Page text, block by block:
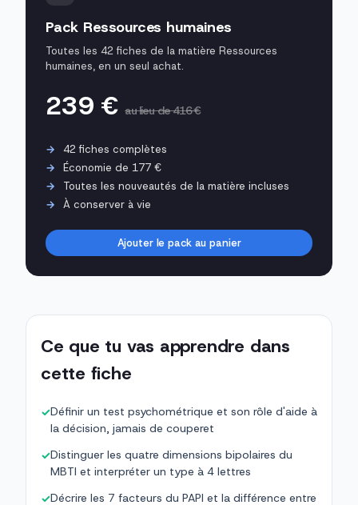
Pack Ressources humaines
Toutes les 42 fiches de la matière Ressources
humaines, en un seul achat.
239 €au lieu de 416 €
42 fiches complètes
Économie de 177 €
Toutes les nouveautés de la matière incluses
À conserver à vie
Ajouter le pack au panier
Ce que tu vas apprendre dans
cette fiche
✓Définir un test psychométrique et son rôle d'aide à
la décision, jamais de couperet
✓Distinguer les quatre dimensions bipolaires du
MBTI et interpréter un type à 4 lettres
✓Décrire les 7 facteurs du PAPI et la différence entre